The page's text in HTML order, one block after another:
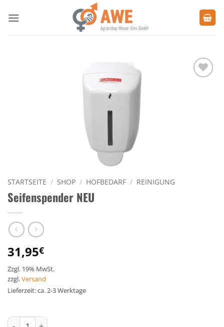
Inhalt
STARTSEITE / SHOP / HOFBEDARF / REINIGUNG
Seifenspender NEU
31,95€
Zzgl. 19% MwSt.
zzgl.Versand
Lieferzeit: ca. 2-3 Werktage
Seifenspender NEU Menge